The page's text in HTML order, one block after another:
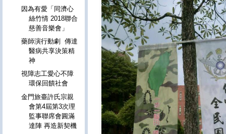
因為有愛「同濟心
絲竹情 2018聯合
慈善音樂會」
藥師演行動劇 傳達
醫病共享決策精
神
視障志工愛心不障
環保回饋社會
金門旅臺許氏宗親
會第4屆第3次理
監事聯席會圓滿
達陣 再造新契機